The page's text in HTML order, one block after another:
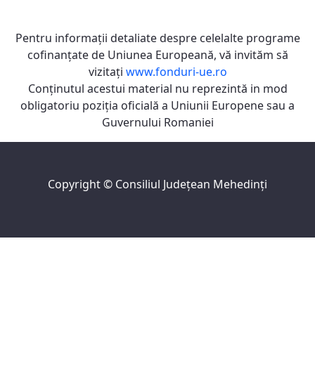
Pentru informaţii detaliate despre celelalte programe
cofinanţate de Uniunea Europeană, vă invităm să
vizitaţi www.fonduri-ue.ro
Conţinutul acestui material nu reprezintă in mod
obligatoriu poziţia oficială a Uniunii Europene sau a
Guvernului Romaniei
Copyright © Consiliul Judeţean Mehedinţi